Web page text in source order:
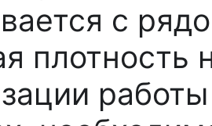
с
плотность